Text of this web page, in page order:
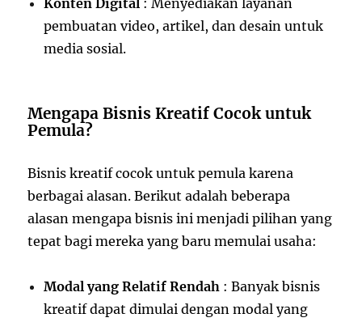
pembuatan video, artikel, dan desain untuk
media sosial.
Mengapa Bisnis Kreatif Cocok untuk
Pemula?
Bisnis kreatif cocok untuk pemula karena
berbagai alasan. Berikut adalah beberapa
alasan mengapa bisnis ini menjadi pilihan yang
tepat bagi mereka yang baru memulai usaha:
Modal yang Relatif Rendah : Banyak bisnis
kreatif dapat dimulai dengan modal yang